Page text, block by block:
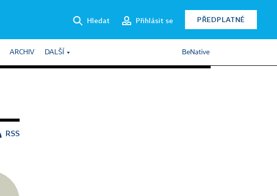
Hledat Přihlásit se PŘEDPLATNÉ
ARCHIV DALŠÍ BeNative
RSS